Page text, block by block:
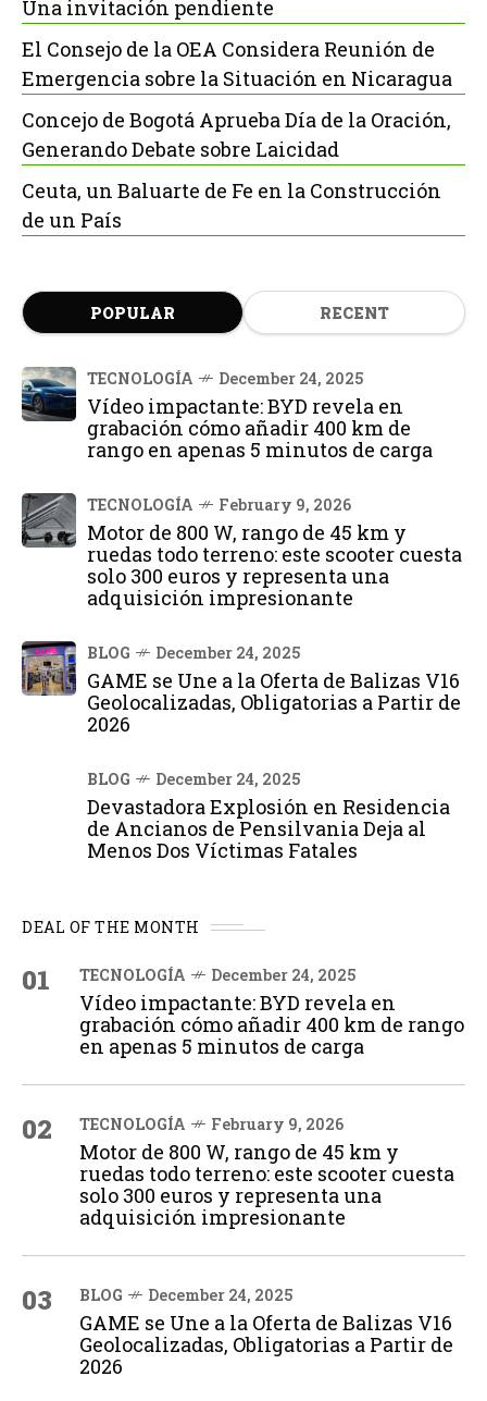
Una invitación pendiente
El Consejo de la OEA Considera Reunión de
Emergencia sobre la Situación en Nicaragua
Concejo de Bogotá Aprueba Día de la Oración,
Generando Debate sobre Laicidad
Ceuta, un Baluarte de Fe en la Construcción
de un País
POPULAR RECENT
TECNOLOGÍA December 24, 2025
Vídeo impactante: BYD revela en
grabación cómo añadir 400 km de
rango en apenas 5 minutos de carga
TECNOLOGÍA February 9, 2026
Motor de 800 W, rango de 45 km y
ruedas todo terreno: este scooter cuesta
solo 300 euros y representa una
adquisición impresionante
BLOG December 24, 2025
GAME se Une a la Oferta de Balizas V16
Geolocalizadas, Obligatorias a Partir de
2026
BLOG December 24, 2025
Devastadora Explosión en Residencia
de Ancianos de Pensilvania Deja al
Menos Dos Víctimas Fatales
DEAL OF THE MONTH
01 TECNOLOGÍA December 24, 2025
Vídeo impactante: BYD revela en
grabación cómo añadir 400 km de rango
en apenas 5 minutos de carga
02 TECNOLOGÍA February 9, 2026
Motor de 800 W, rango de 45 km y
ruedas todo terreno: este scooter cuesta
solo 300 euros y representa una
adquisición impresionante
03 BLOG December 24, 2025
GAME se Une a la Oferta de Balizas V16
Geolocalizadas, Obligatorias a Partir de
2026